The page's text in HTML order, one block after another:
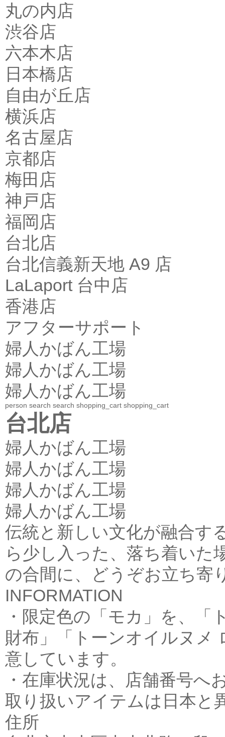
丸の内店
渋谷店
六本木店
日本橋店
自由が丘店
横浜店
名古屋店
京都店
梅田店
神戸店
福岡店
台北店
台北信義新天地 A9 店
LaLaport 台中店
香港店
アフターサポート
婦人かばん工場
婦人かばん工場
婦人かばん工場
person search search shopping_cart shopping_cart
台北店
婦人かばん工場
婦人かばん工場
婦人かばん工場
婦人かばん工場
伝統と新しい文化が融合す
ら少し入った、落ち着いた
の合間に、どうぞお立ち寄
INFORMATION
・限定色の「モカ」を、
財布」「トーンオイルヌメ
意しています。
・在庫状況は、店舗番号へ
取り扱いアイテムは日本と
住所